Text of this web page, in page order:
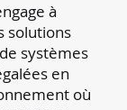
à
solutions
systèmes
en
où